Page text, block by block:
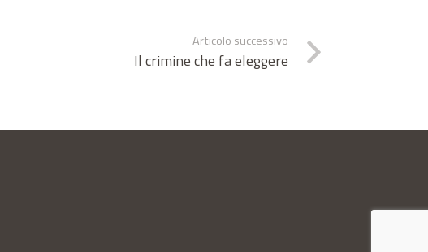
Articolo successivo
Il crimine che fa eleggere